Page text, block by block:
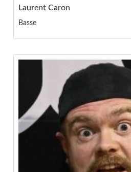
Laurent Caron
Basse